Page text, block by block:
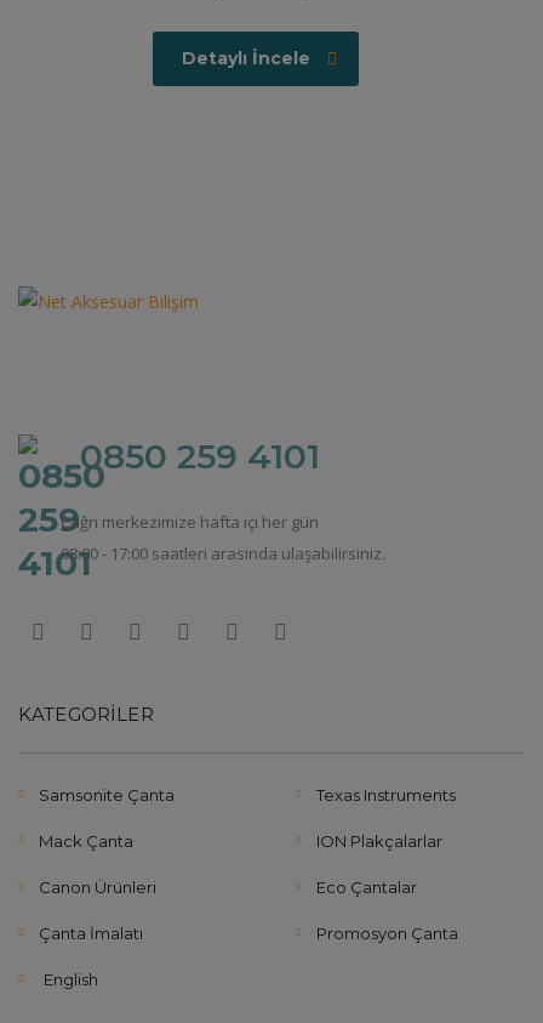
Detaylı İncele
0850 259 4101
Çağrı merkezimize hafta içi her gün
08:00 - 17:00 saatleri arasında ulaşabilirsiniz.
KATEGORILER
Samsonite Çanta Texas Instruments
Mack Çanta ION Plakçalarlar
Canon Ürünleri Eco Çantalar
Çanta İmalatı Promosyon Çanta
English